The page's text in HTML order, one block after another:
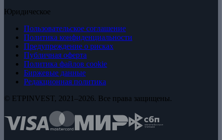
Юридическое
Пользовательское соглашение
Политика конфиденциальности
Предупреждение о рисках
Публичная оферта
Политика файлов cookie
Биржевые данные
Редакционная политика
© ETPINVEST, 2021–2026. Все права защищены.